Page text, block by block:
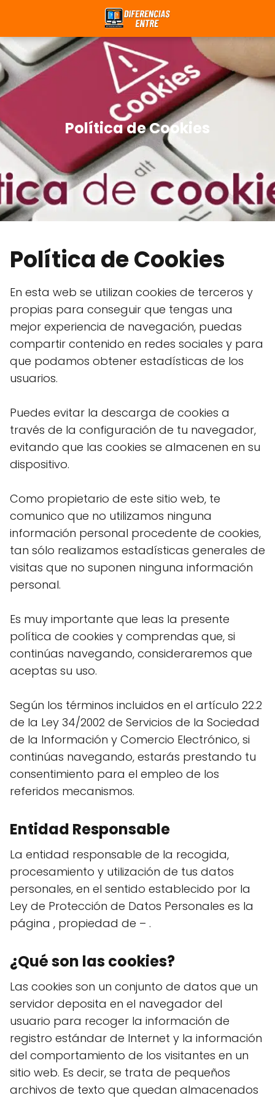
Política de Cookies
Política de Cookies
En esta web se utilizan cookies de terceros y
propias para conseguir que tengas una
mejor experiencia de navegación, puedas
compartir contenido en redes sociales y para
que podamos obtener estadísticas de los
usuarios.
Puedes evitar la descarga de cookies a
través de la configuración de tu navegador,
evitando que las cookies se almacenen en su
dispositivo.
Como propietario de este sitio web, te
comunico que no utilizamos ninguna
información personal procedente de cookies,
tan sólo realizamos estadísticas generales de
visitas que no suponen ninguna información
personal.
Es muy importante que leas la presente
política de cookies y comprendas que, si
continúas navegando, consideraremos que
aceptas su uso.
Según los términos incluidos en el artículo 22.2
de la Ley 34/2002 de Servicios de la Sociedad
de la Información y Comercio Electrónico, si
continúas navegando, estarás prestando tu
consentimiento para el empleo de los
referidos mecanismos.
Entidad Responsable
La entidad responsable de la recogida,
procesamiento y utilización de tus datos
personales, en el sentido establecido por la
Ley de Protección de Datos Personales es la
página , propiedad de – .
¿Qué son las cookies?
Las cookies son un conjunto de datos que un
servidor deposita en el navegador del
usuario para recoger la información de
registro estándar de Internet y la información
del comportamiento de los visitantes en un
sitio web. Es decir, se trata de pequeños
archivos de texto que quedan almacenados